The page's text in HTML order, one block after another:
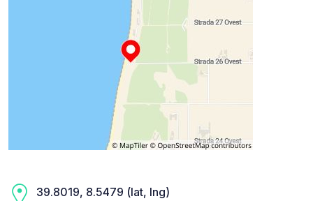
39.8019, 8.5479 (lat, lng)